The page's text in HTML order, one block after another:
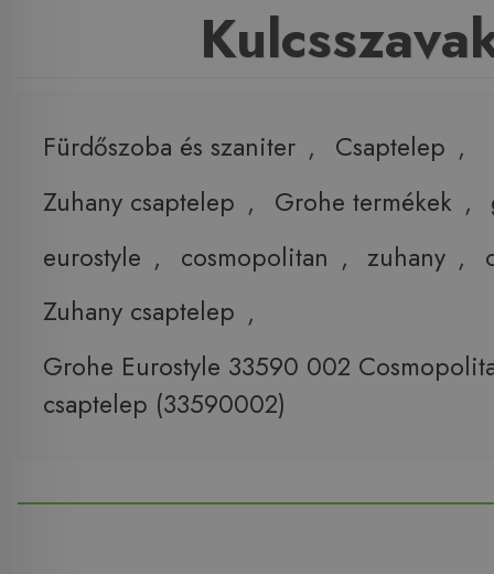
Fürdőszoba és szaniter , Csaptelep ,
Zuhany csaptelep , Grohe termékek ,
eurostyle , cosmopolitan , zuhany ,
Zuhany csaptelep ,
Grohe Eurostyle 33590 002
csaptelep (33590002)